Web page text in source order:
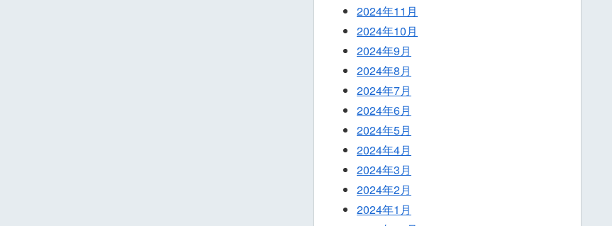
2024年11月
2024年10月
2024年9月
2024年8月
2024年7月
2024年6月
2024年5月
2024年4月
2024年3月
2024年2月
2024年1月